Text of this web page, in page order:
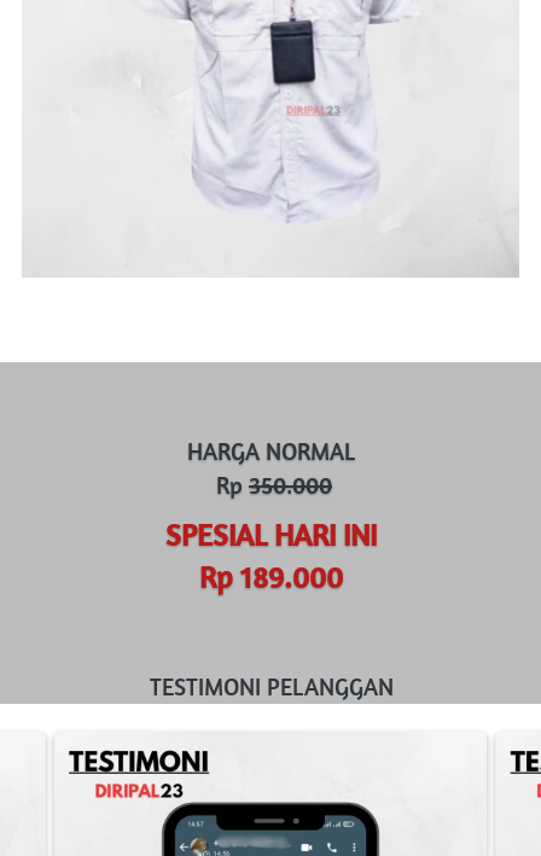
HARGA NORMAL
Rp 350.000
SPESIAL HARI INI
Rp 189.000
TESTIMONI PELANGGAN